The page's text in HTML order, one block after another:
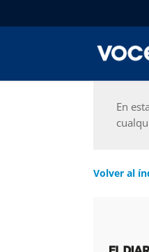
En
Volver al